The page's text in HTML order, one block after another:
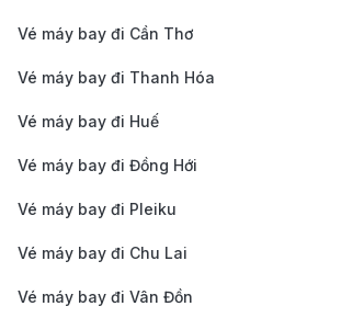
Jakarta:
Monas (National Monument):
Jakarta, tòa tháp cao 132 mét này
thể tìm hiểu về lịch sử Indonesia và
Kota Tua (Phố cổ Jakarta):
trúc thời thuộc địa Hà Lan, nơi bạn
phá các bảo tàng, quán cà phê và
Vé máy bay đi Cần Thơ
Vé máy bay đi Thanh Hóa
Vé máy bay đi Huế
Vé máy bay đi Đồng Hới
Vé máy bay đi Pleiku
Vé máy bay đi Chu Lai
Vé máy bay đi Vân Đồn